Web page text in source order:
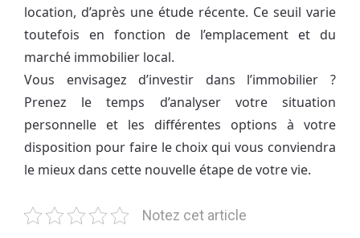
location, d’après une étude récente. Ce seuil varie
toutefois en fonction de l’emplacement et du
marché immobilier local.
Vous envisagez d’investir dans l’immobilier ?
Prenez le temps d’analyser votre situation
personnelle et les différentes options à votre
disposition pour faire le choix qui vous conviendra
le mieux dans cette nouvelle étape de votre vie.
Notez cet article